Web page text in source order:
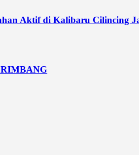
Aktif di Kalibaru Cilincing